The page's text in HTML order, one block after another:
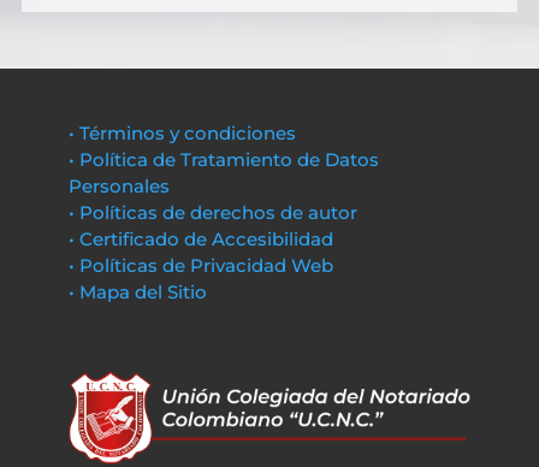
• Términos y condiciones
• Política de Tratamiento de Datos
Personales
• Políticas de derechos de autor
• Certificado de Accesibilidad
• Políticas de Privacidad Web
• Mapa del Sitio